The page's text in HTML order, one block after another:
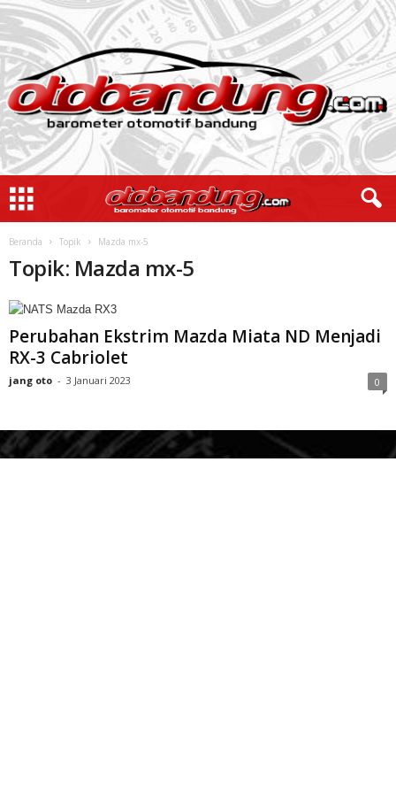
Beranda Topik Mazda mx-5
Topik: Mazda mx-5
Perubahan Ekstrim Mazda Miata ND Menjadi
RX-3 Cabriolet
jang oto - 3 Januari 2023 0